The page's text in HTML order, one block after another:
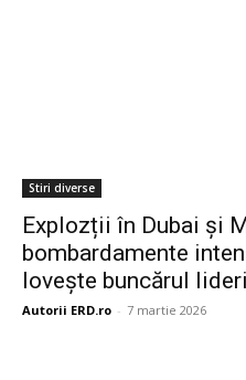
Stiri diverse
Explozții în Dubai și
bombardamente
lovește buncărul
Autorii ERD.ro - 7 martie 2026